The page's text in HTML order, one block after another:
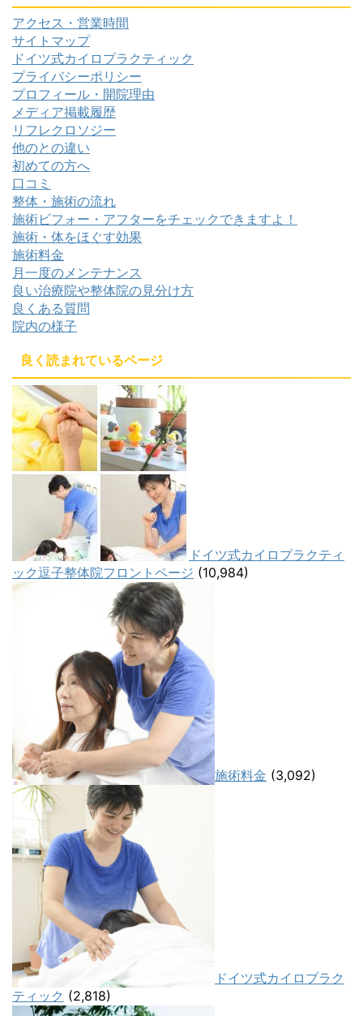
アクセス・営業時間
サイトマップ
ドイツ式カイロプラクティック
プライバシーポリシー
プロフィール・開院理由
メディア掲載履歴
リフレクロソジー
他のとの違い
初めての方へ
口コミ
整体・施術の流れ
施術ビフォー・アフターをチェックできますよ！
施術・体をほぐす効果
施術料金
月一度のメンテナンス
良い治療院や整体院の見分け方
良くある質問
院内の様子
良く読まれているページ
ドイツ式カイロプラクティ
ック逗子整体院フロントページ (10,984)
施術料金 (3,092)
ドイツ式カイロプラク
ティック (2,818)